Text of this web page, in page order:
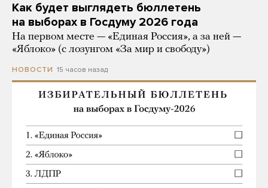
Как будет выглядеть бюллетень
на выборах в Госдуму 2026 года
На первом месте — «Единая Россия», а за ней —
«Яблоко» (с лозунгом «За мир и свободу»)
НОВОСТИ 15 часов назад